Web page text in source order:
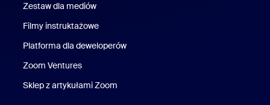
Zestaw dla mediów
Filmy instruktażowe
Platforma dla deweloperów
Zoom Ventures
Sklep z artykułami Zoom